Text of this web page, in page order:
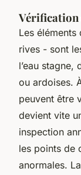
Vérification
Les éléments
rives - sont
l’eau stagne,
ou ardoises.
peuvent être
devient vite
inspection
les points de
anormales.